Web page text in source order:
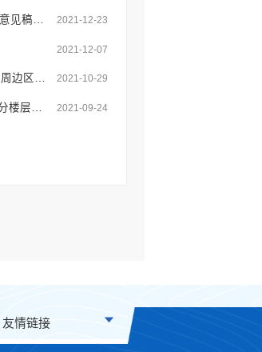
2021-12-23
2021-12-07
弥勒市自然资源局关于《弥勒湖泉休闲度假区控制性详细规划》（2009年）Ⅱ-a-12、II-c-04地块及其周边区域控制性详细规划调整公示（草案） 2021-10-29
弥勒市自然资源局关于弥勒市2015年城镇棚户区改造项目髯翁路片区（中龙·时代中心）项目A4幢部分楼层用途变更公示 2021-09-24
友情链接